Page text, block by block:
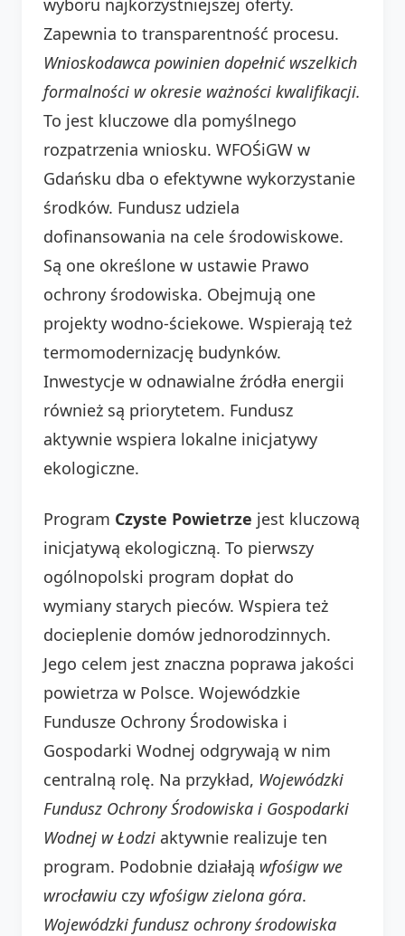
Zapewnia to transparentność procesu.
Wnioskodawca powinien dopełnić wszelkich
formalności w okresie ważności kwalifikacji.
To jest kluczowe dla pomyślnego
rozpatrzenia wniosku. WFOŚiGW w
Gdańsku dba o efektywne wykorzystanie
środków. Fundusz udziela
dofinansowania na cele środowiskowe.
Są one określone w ustawie Prawo
ochrony środowiska. Obejmują one
projekty wodno-ściekowe. Wspierają też
termomodernizację budynków.
Inwestycje w odnawialne źródła energii
również są priorytetem. Fundusz
aktywnie wspiera lokalne inicjatywy
ekologiczne.
Program Czyste Powietrze jest kluczową
inicjatywą ekologiczną. To pierwszy
ogólnopolski program dopłat do
wymiany starych pieców. Wspiera też
docieplenie domów jednorodzinnych.
Jego celem jest znaczna poprawa jakości
powietrza w Polsce. Wojewódzkie
Fundusze Ochrony Środowiska i
Gospodarki Wodnej odgrywają w nim
centralną rolę. Na przykład, Wojewódzki
Fundusz Ochrony Środowiska i Gospodarki
Wodnej w Łodzi aktywnie realizuje ten
program. Podobnie działają wfośigw we
wrocławiu czy wfośigw zielona góra.
Wojewódzki fundusz ochrony środowiska